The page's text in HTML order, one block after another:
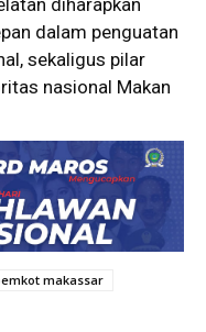
dalam penguatan
sekaligus pilar
nasional Makan
makassar